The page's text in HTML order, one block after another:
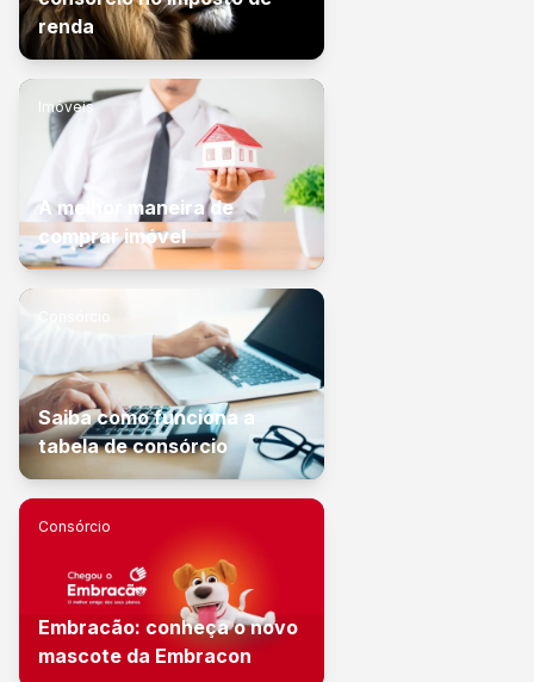
renda
Imóveis
A melhor maneira de
comprar imóvel
Saiba como funciona a
tabela de consórcio
Consórcio
Embracão: conheça o novo
mascote da Embracon